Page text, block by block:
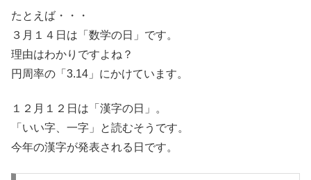
たとえば・・・
３月１４日は「数学の日」です。
理由はわかりですよね？
円周率の「3.14」にかけています。
１２月１２日は「漢字の日」。
「いい字、一字」と読むそうです。
今年の漢字が発表される日です。